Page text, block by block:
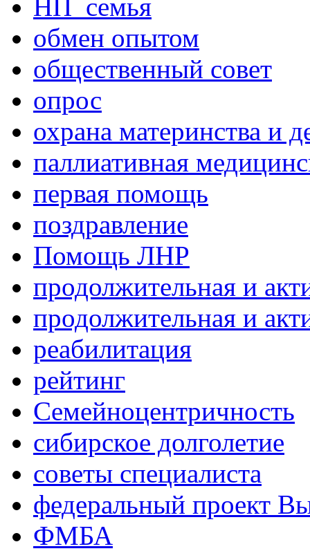
НП_семья
обмен опытом
общественный совет
опрос
охрана материнства и
паллиативная
первая помощь
поздравление
Помощь ЛНР
продолжительная и
продолжительная и
реабилитация
рейтинг
Семейноцентричность
сибирское долголетие
советы специалиста
федеральный проект
ФМБА